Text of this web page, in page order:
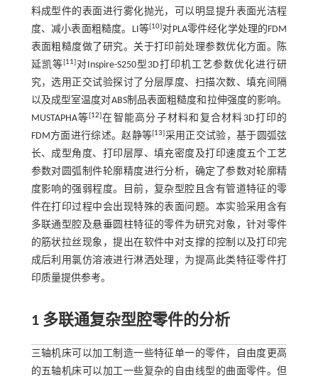
料成型件的表面进行雾化抛光，可以明显提升表面光洁程
度、减小表面粗糙度。LI等[10]对PLA零件经化学处理的FDM
表面粗糙度做了研究。关于打印前处理参数优化方面。陈
延凯等[11]对Inspire-S250型3D打印机工艺参数优化进行研
究，选用正交试验探讨了分层厚度、扫描次数、填充间隔
以及成型室温度对ABS制品表面粗糙度和拉伸强度的影响。
MUSTAPHA等[12]在智能高分子材料和复合材料3D打印的
FDM方面进行综述。赵静等[13]采用正交试验，基于圆弧弦
长、成型角度、打印层厚、填充密度及打印速度五个工艺
参数对圆弧制件轮廓精度进行分析，确定了参数对轮廓精
度影响的强弱程度。目前，复杂型腔且含有管道特征的零
件在打印过程中会出现特殊的表面问题。本实验采用含有
多联通型腔及悬垂圆柱特征的零件为研究对象，针对零件
的筋状拉丝现象，提出在软件中对支撑的控制以及打印完
成后利用氯仿溶液进行淋洒处理，为提高此类特征零件打
印质量提供参考。
1 多联通复杂型腔零件的分析
三轴机床可以加工制造一些特征单一的零件，自由度更高
的五轴机床可以加工一些复杂的自由线型的曲面零件。但